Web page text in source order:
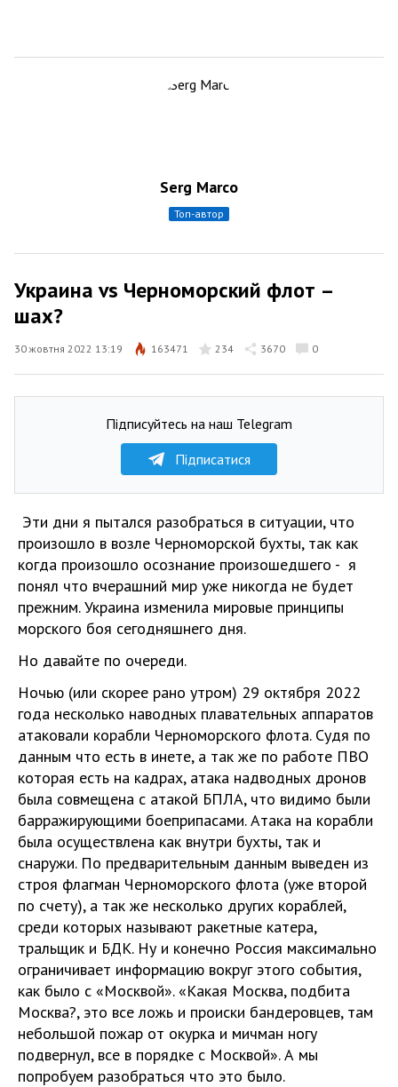
Serg Marco
топ-автор
Украина vs Черноморский флот –
шах?
30 жовтня 2022 13:19 163471 234 3670 0
Підписуйтесь на наш Telegram
Підписатися
Эти дни я пытался разобраться в ситуации, что
произошло в возле Черноморской бухты, так как
когда произошло осознание произошедшего - я
понял что вчерашний мир уже никогда не будет
прежним. Украина изменила мировые принципы
морского боя сегодняшнего дня.
Но давайте по очереди.
Ночью (или скорее рано утром) 29 октября 2022
года несколько наводных плавательных аппаратов
атаковали корабли Черноморского флота. Судя по
данным что есть в инете, а так же по работе ПВО
которая есть на кадрах, атака надводных дронов
была совмещена с атакой БПЛА, что видимо были
барражирующими боеприпасами. Атака на корабли
была осуществлена как внутри бухты, так и
снаружи. По предварительным данным выведен из
строя флагман Черноморского флота (уже второй
по счету), а так же несколько других кораблей,
среди которых называют ракетные катера,
тральщик и БДК. Ну и конечно Россия максимально
ограничивает информацию вокруг этого события,
как было с «Москвой». «Какая Москва, подбита
Москва?, это все ложь и происки бандеровцев, там
небольшой пожар от окурка и мичман ногу
подвернул, все в порядке с Москвой». А мы
попробуем разобраться что это было.